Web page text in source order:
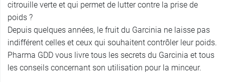
citrouille verte et qui permet de lutter contre la prise de
poids ?
Depuis quelques années, le fruit du Garcinia ne laisse pas
indifférent celles et ceux qui souhaitent contrôler leur poids.
Pharma GDD vous livre tous les secrets du Garcinia et tous
les conseils concernant son utilisation pour la minceur.